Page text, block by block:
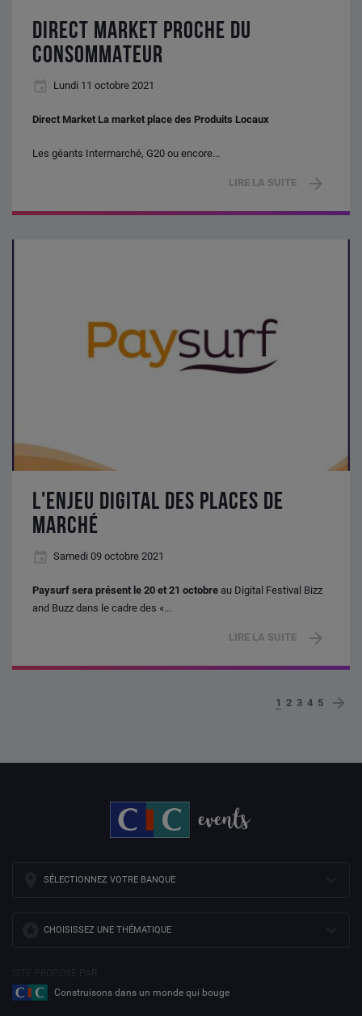
DIRECT MARKET PROCHE DU
CONSOMMATEUR
Lundi 11 octobre 2021
Direct Market La market place des Produits Locaux
Les géants Intermarché, G20 ou encore...
LIRE LA SUITE
L'ENJEU DIGITAL DES PLACES DE
MARCHÉ
Samedi 09 octobre 2021
Paysurf sera présent le 20 et 21 octobre au Digital Festival Bizz
and Buzz dans le cadre des «...
LIRE LA SUITE
1 2 3 4 5
SÉLECTIONNEZ VOTRE BANQUE
CHOISISSEZ UNE THÉMATIQUE
Construisons dans un monde qui bouge